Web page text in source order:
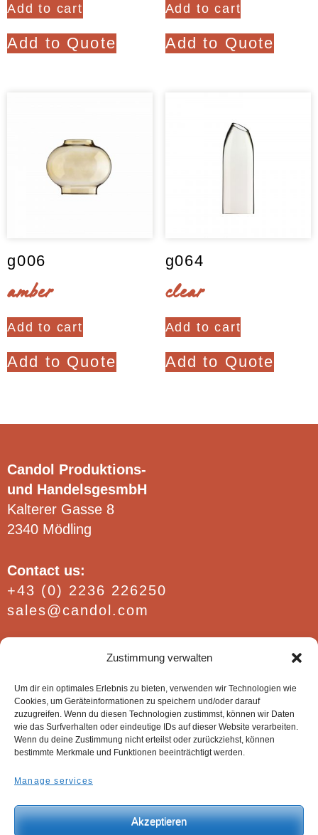
Zustimmung verwalten
Um dir ein optimales Erlebnis zu bieten, verwenden wir Technologien wie
Cookies, um Geräteinformationen zu speichern und/oder darauf
zuzugreifen. Wenn du diesen Technologien zustimmst, können wir Daten
wie das Surfverhalten oder eindeutige IDs auf dieser Website verarbeiten.
Wenn du deine Zustimmung nicht erteilst oder zurückziehst, können
bestimmte Merkmale und Funktionen beeinträchtigt werden.
Manage services
Akzeptieren
Add to cart
Add to Quote
Add to cart
Add to Quote
g006
amber
Add to cart
Add to Quote
g064
clear
Add to cart
Add to Quote
Candol Produktions-
und HandelsgesmbH
Kalterer Gasse 8
2340 Mödling
Contact us:
+43 (0) 2236 226250
sales@candol.com
Website policies
Imprint